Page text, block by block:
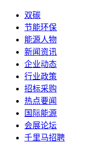
双碳
节能环保
能源人物
新闻资讯
企业动态
行业政策
招标采购
热点要闻
国际能源
会展论坛
千里马招聘